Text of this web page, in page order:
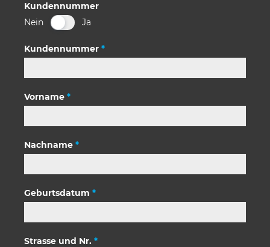
Kundennummer
Nein
Ja
Kundennummer *
Vorname *
Nachname *
Geburtsdatum *
Strasse und Nr. *